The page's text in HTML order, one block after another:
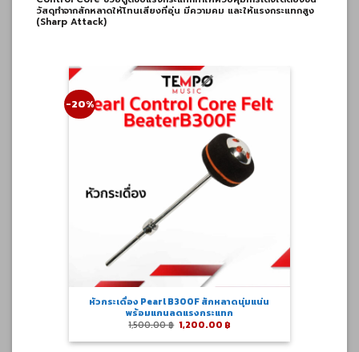
วัสดุทำจากสักหลาดให้โทนเสียงที่อุ่น มีความคม และให้แรงกระแทกสูง
(Sharp Attack)
-20%
หัวกระเดื่อง Pearl B300F สักหลาดนุ่มแน่น
พร้อมแกนลดแรงกระแทก
1,500.00฿ Original
price
was:
1,200.00 ฿Current
is: